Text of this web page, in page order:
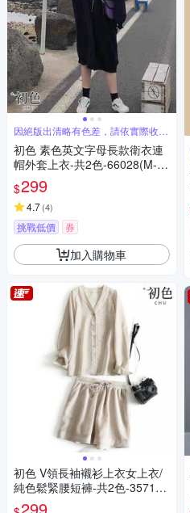
因絕版出清略有色差，請依實際收到
商品為主
初色 素色英文字母長款衛衣連
帽外套上衣-共2色-66028(M-X
L可選)
$299
4.7(4)
挑戰低價 券
加入購物車
初色 V領長袖襯衫上衣女上衣/
純色鬆緊腰短褲-共2色-35714
(M-2XL可選)